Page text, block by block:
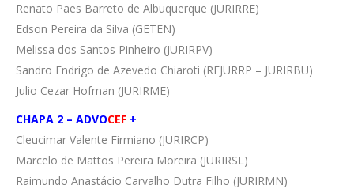
Renato Paes Barreto de Albuquerque (JURIRRE)
Edson Pereira da Silva (GETEN)
Melissa dos Santos Pinheiro (JURIRPV)
Sandro Endrigo de Azevedo Chiaroti (REJURRP – JURIRBU)
Julio Cezar Hofman (JURIRME)
CHAPA 2 – ADVOCEF +
Cleucimar Valente Firmiano (JURIRCP)
Marcelo de Mattos Pereira Moreira (JURIRSL)
Raimundo Anastácio Carvalho Dutra Filho (JURIRMN)